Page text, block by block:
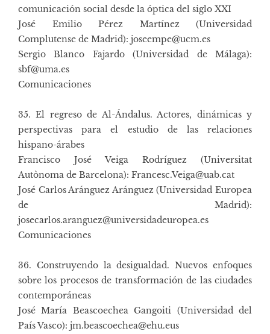
comunicación social desde la óptica del siglo XXI
José Emilio Pérez Martínez (Universidad
Complutense de Madrid): joseempe@ucm.es
Sergio Blanco Fajardo (Universidad de Málaga):
sbf@uma.es
Comunicaciones
35. El regreso de Al-Ándalus. Actores, dinámicas y
perspectivas para el estudio de las relaciones
hispano-árabes
Francisco José Veiga Rodríguez (Universitat
Autònoma de Barcelona): Francesc.Veiga@uab.cat
José Carlos Aránguez Aránguez (Universidad Europea
de Madrid):
josecarlos.aranguez@universidadeuropea.es
Comunicaciones
36. Construyendo la desigualdad. Nuevos enfoques
sobre los procesos de transformación de las ciudades
contemporáneas
José María Beascoechea Gangoiti (Universidad del
País Vasco): jm.beascoechea@ehu.eus